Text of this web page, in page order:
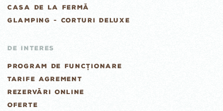
CASA DE LA FERMĂ
GLAMPING - CORTURI DELUXE
DE INTERES
PROGRAM DE FUNCȚIONARE
TARIFE AGREMENT
REZERVĂRI ONLINE
OFERTE